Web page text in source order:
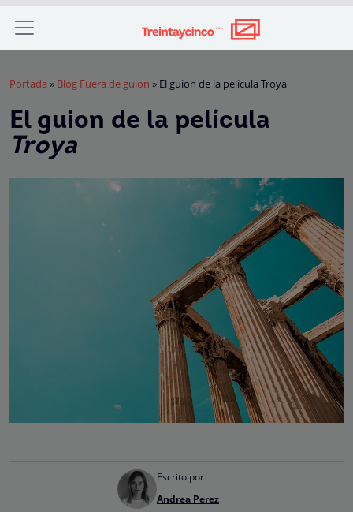
Portada » Blog Fuera de guion » El guion de la película Troya
El guion de la película
Troya
Escrito por
Andrea Perez